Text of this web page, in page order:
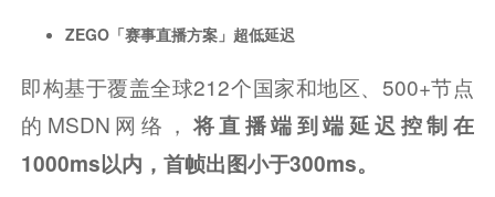
ZEGO「赛事直播方案」超低延迟
即构基于覆盖全球212个国家和地区、500+节点
的MSDN网络，将直播端到端延迟控制在
1000ms以内，首帧出图小于300ms。